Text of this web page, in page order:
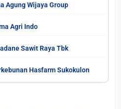
Agung Wijaya Group
Agri Indo
Sawit Raya Tbk
Hasfarm Sukokulon